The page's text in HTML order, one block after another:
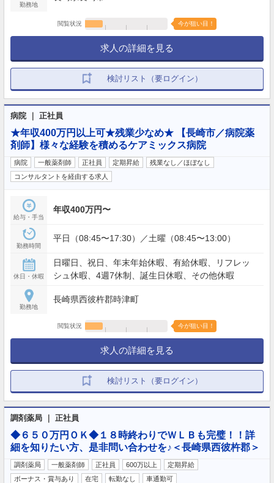
勤務地
閲覧状況 今が狙い目！
求人の詳細を見る
検討リスト（要ログイン）
病院 ｜ 正社員
★年収400万円以上可★残業少なめ★ 【長崎市／病院薬
剤師】様々な経験を積めるケアミックス病院
病院 一般薬剤師 正社員 定期昇給
残業なし／ほぼなし
コンサルタントを経由する求人
給与・手当
年収400万円〜
勤務時間
平日（08:45〜17:30）／土曜（08:45〜13:00）
休日・休暇
日曜日、祝日、年末年始休暇、有給休暇、リフレッ
シュ休暇、4週7休制、誕生日休暇、その他休暇
勤務地
長崎県西彼杵郡時津町
閲覧状況 今が狙い目！
求人の詳細を見る
検討リスト（要ログイン）
調剤薬局 ｜ 正社員
◆６５０万円ＯＫ◆１８時終わりでＷＬＢも完璧！！詳
細を知りたい方、是非問い合わせを♪＜長崎県西彼杵郡＞
調剤薬局 一般薬剤師 正社員 600万以上
定期昇給
ボーナス・賞与あり
在宅 転勤なし
車通勤可